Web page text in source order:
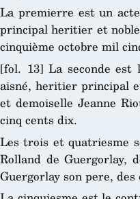
La premierre est un
principal heritier et
cinquième octobre mil
[fol. 13] La seconde est
aisné, heritier principal
et demoiselle Jeanne
cinq cents dix.
Les trois et quatriesme
Rolland de Guergorlay,
Guergorlay son pere,